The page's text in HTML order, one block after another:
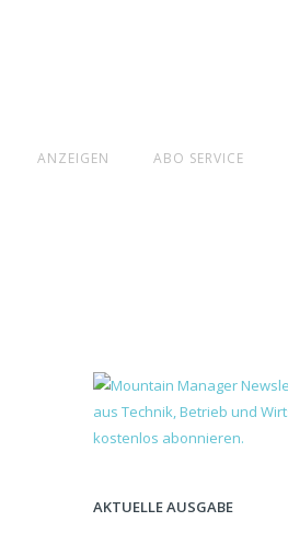
ANZEIGEN ABO SERVICE
AKTUELLE AUSGABE